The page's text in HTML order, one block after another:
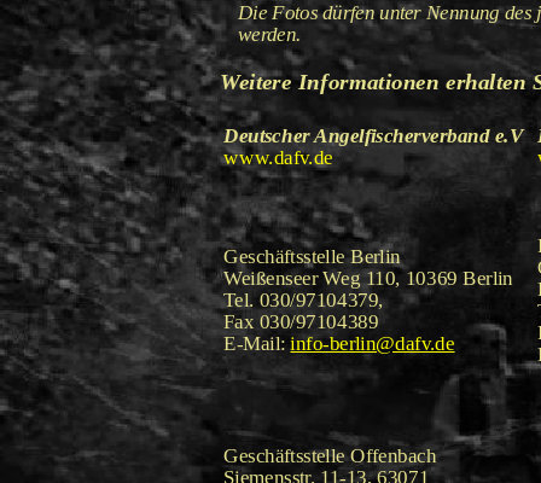
Die Fotos dürfen unter Nennung
werden.
Weitere Informationen erhalten
Deutscher Angelfischerverband e.V
www.dafv.de
Geschäftsstelle Berlin
Weißenseer Weg 110, 10369 Berlin
Tel. 030/97104379,
Fax 030/97104389
E-Mail:info-berlin@dafv.de
Geschäftsstelle Offenbach
Siemensstr. 11-13, 63071